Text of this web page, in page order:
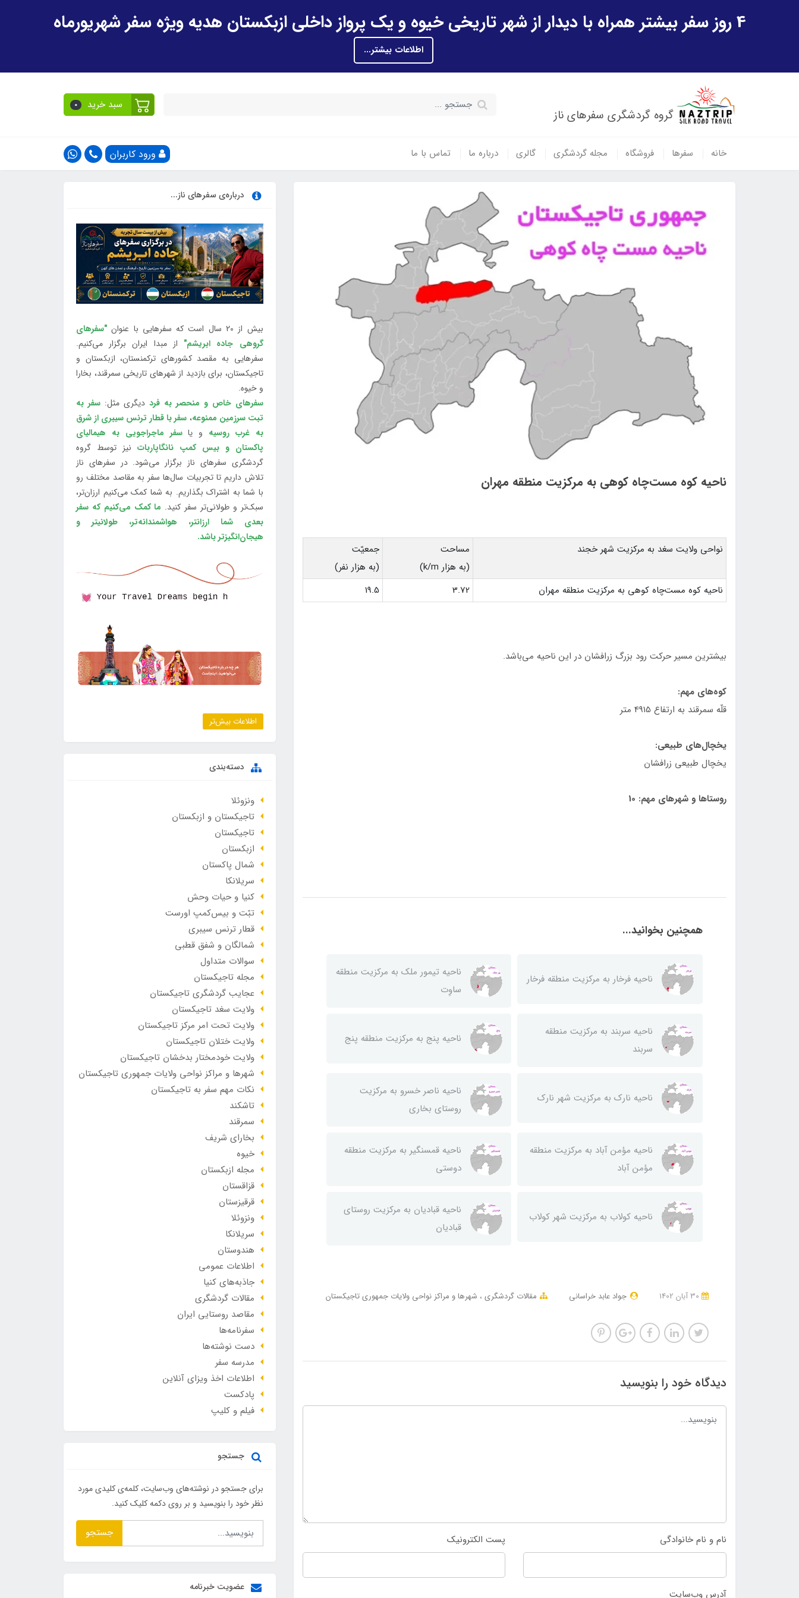
4 روز سفر بیشتر همراه با دیدار از شهر تاریخی خیوه و یک پرواز داخلی ازبکستان هدیه ویژه سفر شهریورماه
اطلاعات بیشتر...
گروه گردشگری سفرهای ناز
سبد خرید 0
خانه سفرها فروشگاه مجله گردشگری گالری درباره ما تماس با ما ورود کاربران
ناحيه كوه مست‌چاه كوهی به مركزيت منطقه مهران
نواحي ولايت سغد به مركزيت شهر خجند
مساحت
(به هزار k/m)
جمعيّت
(به هزار نفر)
ناحيه كوه مست‌چاه كوهی به مركزيت منطقه مهران
3.72
19.5
بيشترين مسير حركت رود بزرگ زرافشان در اين ناحيه می‌باشد.
كوه‌های مهم:
قلّه سمرقند به ارتفاع 4915 متر
يخچال‌های طبيعی:
يخچال طبيعی زرافشان
روستاها و شهرهای مهم: 10
همچنین بخوانید...
ناحيه فرخار به مركزيت منطقه فرخار
ناحيه تيمور ملك به مركزيت منطقه
ساوِت
ناحيه سربند به مركزيت منطقه
سربند
ناحيه پنج به مركزيت منطقه پنج
ناحيه نارك به مركزيت شهر نارك
ناحيه ناصر خسرو به مركزيت
روستای بخاری
ناحيه مؤمن آباد به مركزيت منطقه
مؤمن آباد
ناحيه قمسنگير به مركزيت منطقه
دوستی
ناحيه كولاب به مركزيت شهر كولاب
ناحيه قباديان به مركزيت روستای
قباديان
جواد عابد خراسانی مقالات گردشگری شهرها و مراکز نواحی ولایات جمهوری تاجیکستان
دیدگاه خود را بنویسید
نام و نام خانوادگی پست الکترونیک
آدرس وب‌سایت
درباره‌ی سفرهای ناز...
بیش از 20 سال است که سفرهایی با عنوان
"سفرهای
گروهی جاده ابریشم" از مبدا ایران برگزار می‌کنیم.
سفرهایی به مقصد کشورهای ترکمنستان، ازبکستان و
تاجیکستان، برای بازدید از شهرهای تاریخی سمرقند، بخارا
و خیوه.
سفرهای خاص و منحصر به فرددیگری مثل:سفر به
تبت سرزمین ممنوعه، سفر با قطار ترنس سیبری از شرق
به غرب روسیه و یاسفر ماجراجویی به هیمالیای
پاکستان و بیس کمپ نانگاپاربات نیز توسط گروه
گردشگری سفرهای ناز برگزار می‌شود. در سفرهای ناز
تلاش داریم تا تجربیات سال‌ها سفر به مقاصد مختلف رو
با شما به اشتراک بگذاریم. به شما کمک می‌کنیم ارزان‌تر،
سبک‌تر و طولانی‌تر سفر کنید. ما کمک می‌کنیم که سفر
بعدی شما ارزانتر، هواشمندانه‌تر، طولانی‎تر و
هیجان‌انگیزتر باشد.
اطلاعات بیش‌تر
دسته‌بندی
ونزوئلا
تاجیکستان و ازبکستان
تاجیکستان
ازبکستان
شمال پاکستان
سریلانکا
کنیا و حیات وحش
تبّت و بیس‌کمپ اورست
قطار ترنس سیبری
شمالگان و شفق قطبی
سوالات متداول
مجله تاجیکستان
عجایب گردشگری تاجیکستان
ولایت سغد تاجیکستان
ولایت تحت امر مرکز تاجیکستان
ولایت ختلان تاجیکستان
ولایت خودمختار بدخشان تاجیکستان
شهرها و مراکز نواحی ولایات جمهوری تاجیکستان
نکات مهم سفر به تاجیکستان
تاشکند
سمرقند
بخارای شریف
خیوه
مجله ازبکستان
قزاقستان
قرقیزستان
ونزوئلا
سریلانکا
هندوستان
اطلاعات عمومی
جاذبه‌های کنیا
مقالات گردشگری
مقاصد روستایی ایران
سفرنامه‌ها
دست نوشته‌ها
مدرسه سفر
اطلاعات اخذ ویزای آنلاین
پادکست
فیلم و کلیپ
جستجو
برای جستجو در نوشته‌های وب‌سایت، کلمه‌ی کلیدی مورد
نظر خود را بنویسید و بر روی دکمه کلیک کنید.
جستجو
عضویت خبرنامه